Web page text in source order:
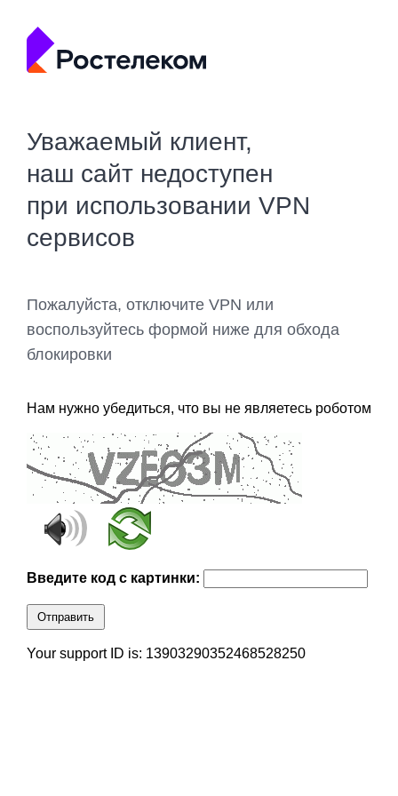
Уважаемый клиент,
наш сайт недоступен
при использовании VPN
сервисов
Пожалуйста, отключите VPN или
воспользуйтесь формой ниже для обхода
блокировки
Нам нужно убедиться, что вы не являетесь роботом
Введите код с картинки:
Отправить
Your support ID is: 13903290352468528250